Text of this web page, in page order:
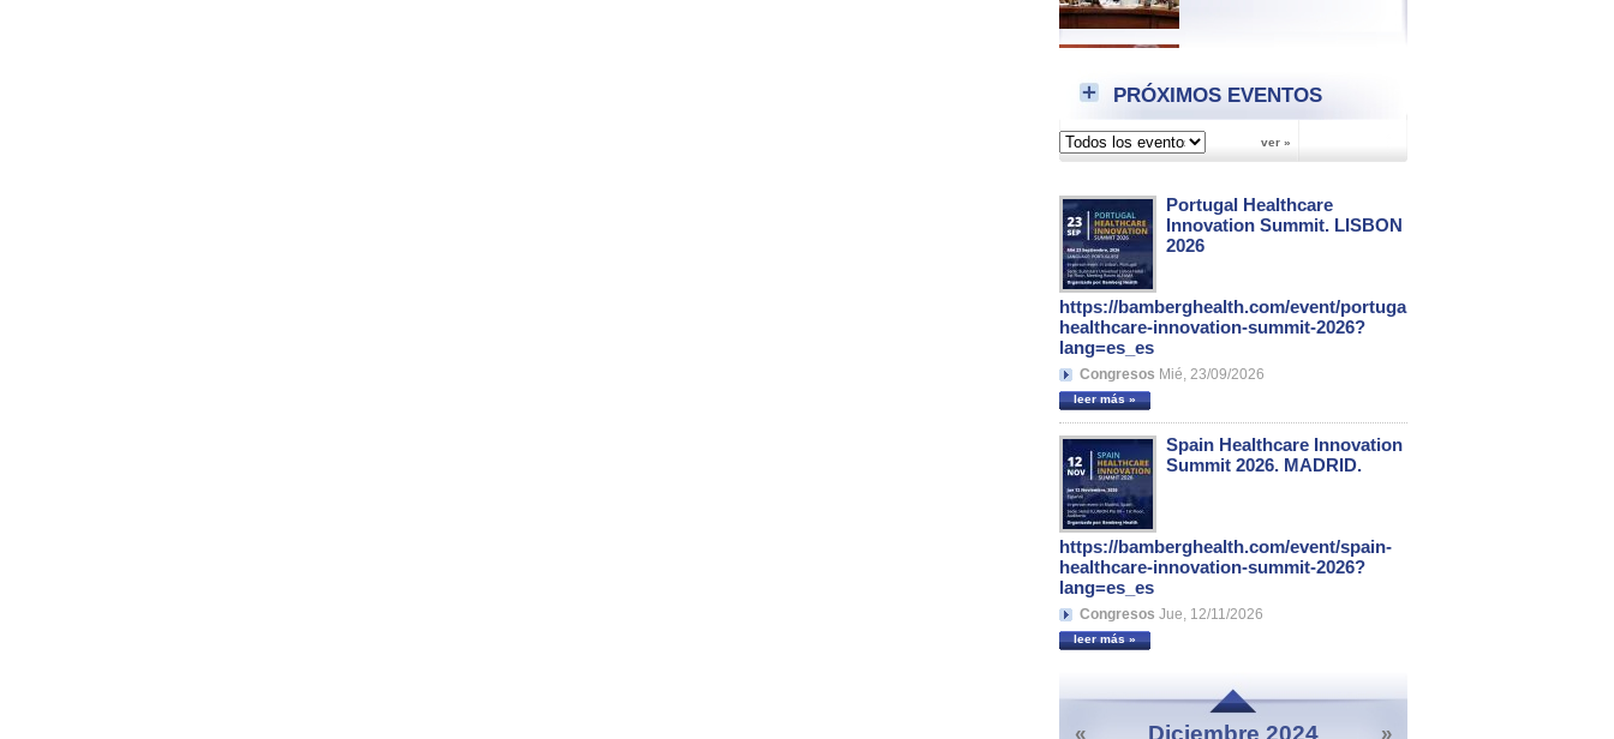
PRÓXIMOS EVENTOS
Portugal Healthcare
Innovation Summit. LISBON
2026
https://bamberghealth.com/event/portugal-
healthcare-innovation-summit-2026?
lang=es_es
Congresos Mié, 23/09/2026
leer más »
Spain Healthcare Innovation
Summit 2026. MADRID.
https://bamberghealth.com/event/spain-
healthcare-innovation-summit-2026?
lang=es_es
Congresos Jue, 12/11/2026
leer más »
« Diciembre 2024
»